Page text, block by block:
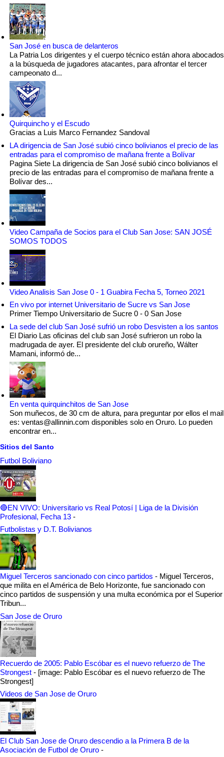
San José en busca de delanteros
La Patria Los dirigentes y el cuerpo técnico están ahora abocados
a la búsqueda de jugadores atacantes, para afrontar el tercer
campeonato d...
Quirquincho y el Escudo
Gracias a Luis Marco Fernandez Sandoval
LA dirigencia de San José subió cinco bolivianos el precio de las
entradas para el compromiso de mañana frente a Bolívar
Pagina Siete La dirigencia de San José subió cinco bolivianos el
precio de las entradas para el compromiso de mañana frente a
Bolívar des...
Video Campaña de Socios para el Club San Jose: SAN JOSÉ
SOMOS TODOS
Video Analisis San Jose 0 - 1 Guabira Fecha 5, Torneo 2021
En vivo por internet Universitario de Sucre vs San Jose
Primer Tiempo Universitario de Sucre 0 - 0 San Jose
La sede del club San José sufrió un robo Desvisten a los santos
El Diario Las oficinas del club san José sufrieron un robo la
madrugada de ayer. El presidente del club orureño, Wálter
Mamani, informó de...
En venta quirquinchitos de San Jose
Son muñecos, de 30 cm de altura, para preguntar por ellos el mail
es: ventas@allinnin.com disponibles solo en Oruro. Lo pueden
encontrar en...
Sitios del Santo
Futbol Boliviano
🔴EN VIVO: Universitario vs Real Potosí | Liga de la División
Profesional, Fecha 13 -
Futbolistas y D.T. Bolivianos
Miguel Terceros sancionado con cinco partidos - Miguel Terceros,
que milita en el América de Belo Horizonte, fue sancionado con
cinco partidos de suspensión y una multa económica por el Superior
Tribun...
San Jose de Oruro
Recuerdo de 2005: Pablo Escóbar es el nuevo refuerzo de The
Strongest - [image: Pablo Escóbar es el nuevo refuerzo de The
Strongest]
Videos de San Jose de Oruro
El Club San Jose de Oruro descendio a la Primera B de la
Asociación de Futbol de Oruro -